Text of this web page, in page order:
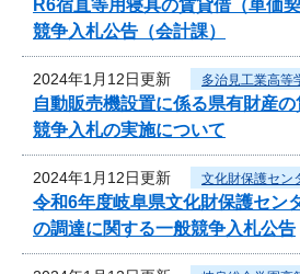
R6宿直等用寝具の賃貸借（単価
競争入札公告（会計課）
2024年1月12日更新 多治見工業高等
自動販売機設置に係る県有財産
競争入札の実施について
2024年1月12日更新 文化財保護セン
令和6年度岐阜県文化財保護セン
の調達に関する一般競争入札公告